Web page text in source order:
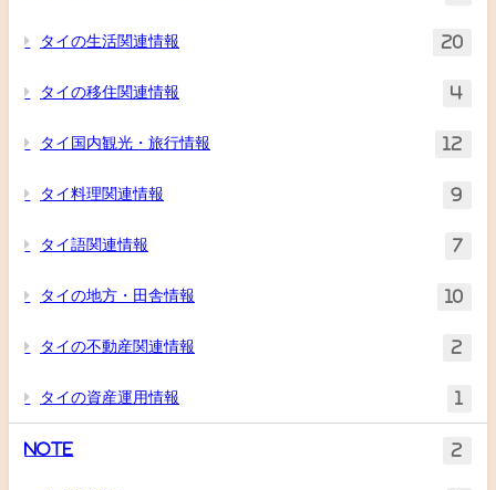
タイの生活関連情報 20
タイの移住関連情報 4
タイ国内観光・旅行情報 12
タイ料理関連情報 9
タイ語関連情報 7
タイの地方・田舎情報 10
タイの不動産関連情報 2
タイの資産運用情報 1
Note 2